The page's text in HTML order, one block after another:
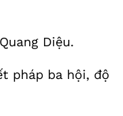
Diệu.
pháp ba hội, độ